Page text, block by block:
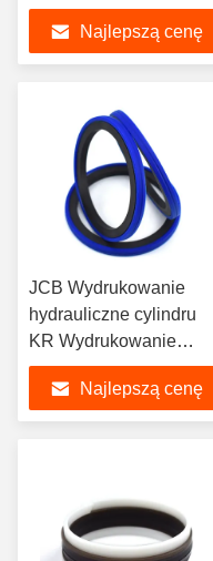
sztucznych)
Najlepszą cenę
JCB Wydrukowanie
hydrauliczne cylindru
KR Wydrukowanie
tłokowe Wydrukowanie
hydrauliczne pierścieni
tłokowych
Najlepszą cenę